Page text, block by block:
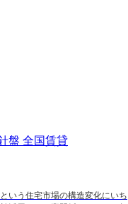
いう住宅市場の構造変化にいち